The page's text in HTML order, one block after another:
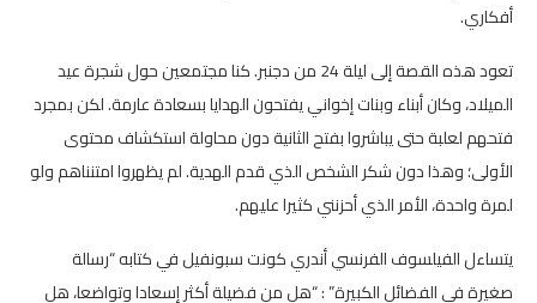
أفكاري.
تعود هذه القصة إلى ليلة 24 من دجنبر. كنا مجتمعين حول شجرة عيد
الميلاد، وكان أبناء وبنات إخواني يفتحون الهدايا بسعادة عارمة. لكن بمجرد
فتحهم لعلبة حتى يباشروا بفتح الثانية دون محاولة استكشاف محتوى
الأولى؛ وهذا دون شكر الشخص الذي قدم الهدية. لم يظهروا امتنناهم ولو
لمرة واحدة، الأمر الذي أحزنني كثيرا عليهم.
يتساءل الفيلسوف الفرنسي أندري كونت سبونفيل في كتابه “رسالة
صغيرة في الفضائل الكبيرة” : “هل من فضيلة أكثر إسعادا وتواضعا، هل